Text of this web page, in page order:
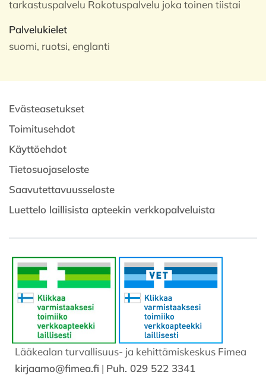
tarkastuspalvelu Rokotuspalvelu joka toinen tiistai
Palvelukielet
suomi, ruotsi, englanti
Evästeasetukset
Toimitusehdot
Käyttöehdot
Tietosuojaseloste
Saavutettavuusseloste
Luettelo laillisista apteekin verkkopalveluista
Lääkealan turvallisuus- ja kehittämiskeskus Fimea
kirjaamo@fimea.fi | Puh. 029 522 3341